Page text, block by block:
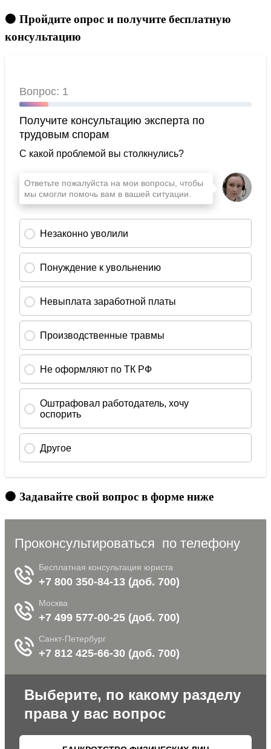
🟠 Пройдите опрос и получите бесплатную
консультацию
🟠 Задавайте свой вопрос в форме ниже